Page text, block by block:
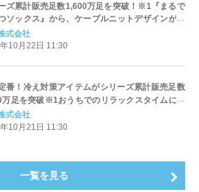
ズ累計販売足数1,600万足を突破！※1『まるで
ソックス』から、ケーブルニットデザインが数
※2で新発売！
式会社
10月22日 11:30
番！冷え対策アイテムがシリーズ累計販売足数
万足を突破※1おうちでのリラックスタイムに、
でこたつソックス』
式会社
10月21日 11:30
一覧を見る